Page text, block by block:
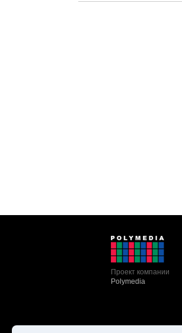
Проект компании
Polymedia